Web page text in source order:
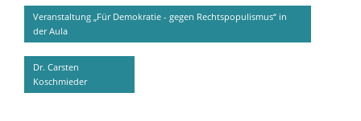
Veranstaltung „Für Demokratie - gegen Rechtspopulismus“ in
der Aula
Dr. Carsten
Koschmieder